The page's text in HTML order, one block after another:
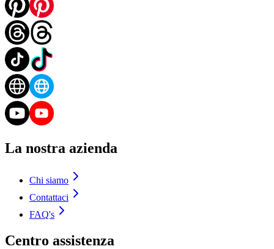
La nostra azienda
Chi siamo
Contattaci
FAQ's
Centro assistenza